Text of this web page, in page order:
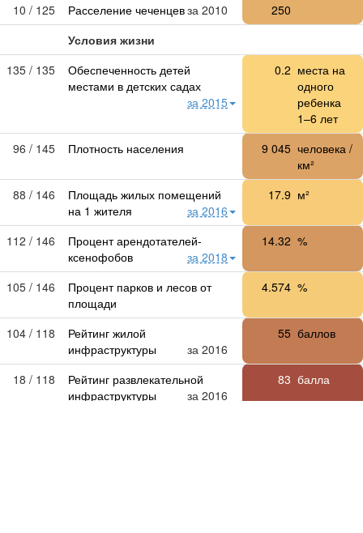
10 / 125
Расселение чеченцевза 2010
250
Условия жизни
135 / 135
Обеспеченность детей
местами в детских садах
за 2015
0.2 места на
одного
ребенка
1–6 лет
96 / 145
Плотность населения 9 045 человека /
км²
88 / 146
Площадь жилых помещений
на 1 жителя
за 2016
17.9 м²
112 / 146
Процент арендотателей-
ксенофобов
за 2018
14.32 %
105 / 146
Процент парков и лесов от
площади
4.574 %
104 / 118
Рейтинг жилой
инфраструктуры
за 2016
55 баллов
18 / 118
Рейтинг развлекательной
инфраструктуры
за 2016
83 балла